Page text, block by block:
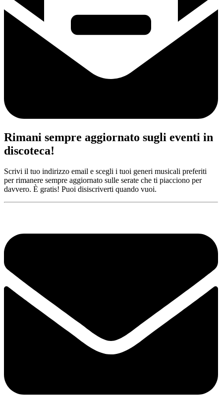
Rimani sempre aggiornato sugli eventi in
discoteca!
Scrivi il tuo indirizzo email e scegli i tuoi generi musicali preferiti
per rimanere sempre aggiornato sulle serate che ti piacciono per
davvero. È gratis! Puoi disiscriverti quando vuoi.